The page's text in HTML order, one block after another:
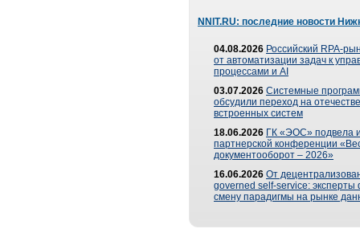
NNIT.RU: последние новости
04.08.2026 Российский RPA-
от автоматизации задач к
процессами и AI
03.07.2026 Системные
обсудили переход на
встроенных систем
18.06.2026 ГК «ЭОС» подвела
партнерской конференции
документооборот – 2026»
16.06.2026 От
governed self-service: эксперты
смену парадигмы на рынке